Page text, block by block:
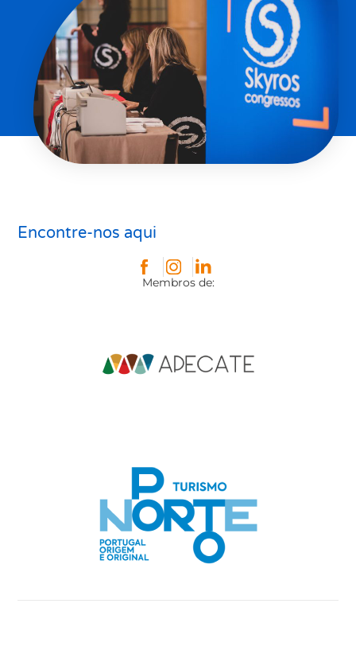
Encontre-nos aqui
Membros de: